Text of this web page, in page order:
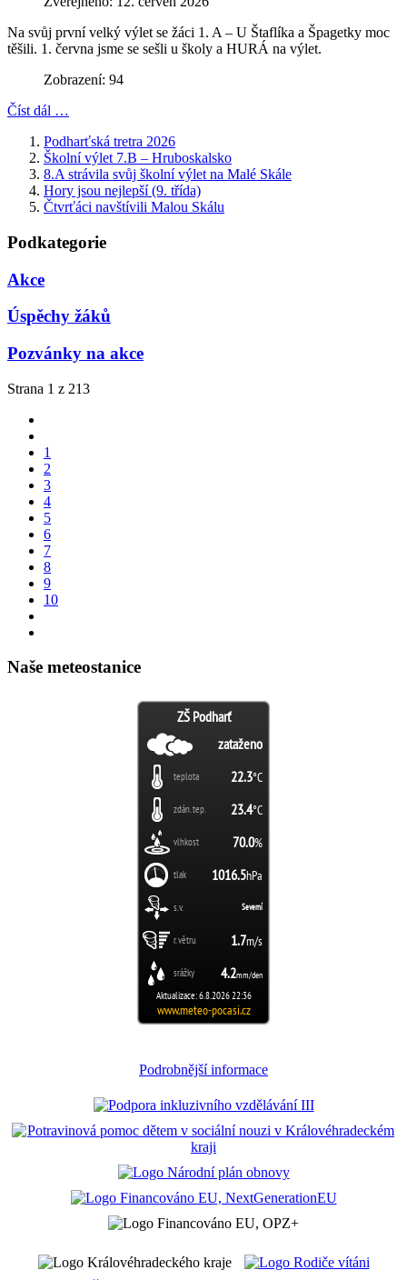
Na svůj první velký výlet se žáci 1. A – U Štaflíka a Špagetky moc
těšili. 1. června jsme se sešli u školy a HURÁ na výlet.
Zobrazení: 94
Číst dál …
Podharťská tretra 2026
Školní výlet 7.B – Hruboskalsko
8.A strávila svůj školní výlet na Malé Skále
Hory jsou nejlepší (9. třída)
Čtvrťáci navštívili Malou Skálu
Podkategorie
Akce
Úspěchy žáků
Pozvánky na akce
Strana 1 z 213
1
2
3
4
5
6
7
8
9
10
Naše meteostanice
Podrobnější informace